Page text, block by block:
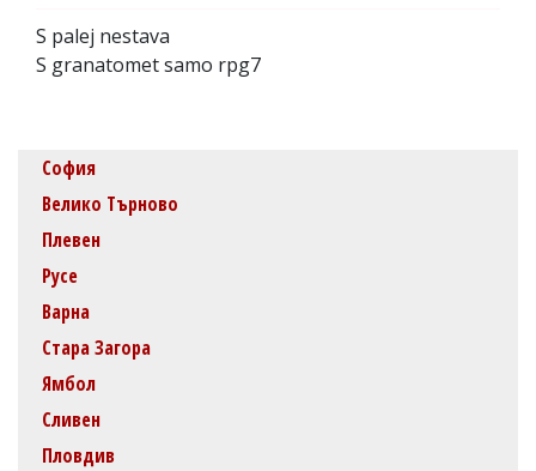
S palej nestava
S granatomet samo rpg7
София
Велико Търново
Плевен
Русе
Варна
Стара Загора
Ямбол
Сливен
Пловдив